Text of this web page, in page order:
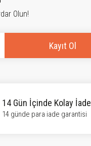
Olun!
Kayıt Ol
14 Gün İçinde Kolay İade
14 günde para iade garantisi